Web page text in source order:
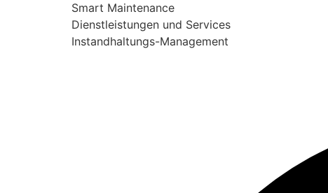
Smart Maintenance
Dienstleistungen und Services
Instandhaltungs-Management